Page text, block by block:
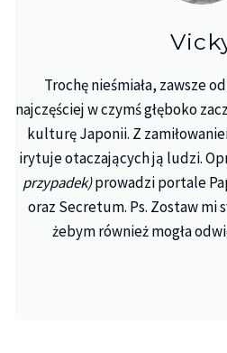
Trochę nieśmiała, zawsze
najczęściej w czymś głęboko
kulturę Japonii. Z
irytuje otaczających ją ludzi.
przypadek)prowadzi portale
oraz Secretum. Ps. Zostaw mi
żebym również mogła